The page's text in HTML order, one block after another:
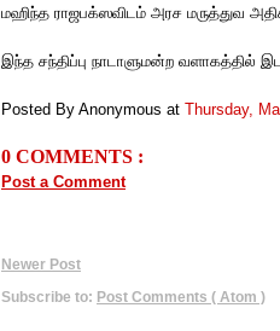
மஹிந்த ராஜபக்ஸவிடம் அரச மருத்துவ
இந்த சந்திப்பு நாடாளுமன்ற வளாகத்தில்
Posted By Anonymous at Thursday,
0 COMMENTS :
Post a Comment
Newer Post
Subscribe to: Post Comments ( Atom )